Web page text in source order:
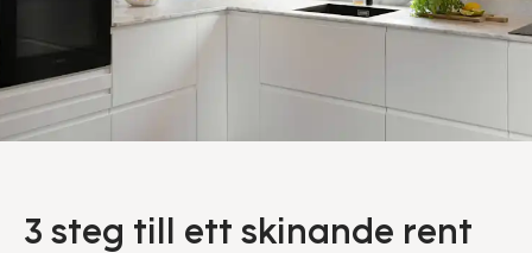
3 steg till ett skinande rent